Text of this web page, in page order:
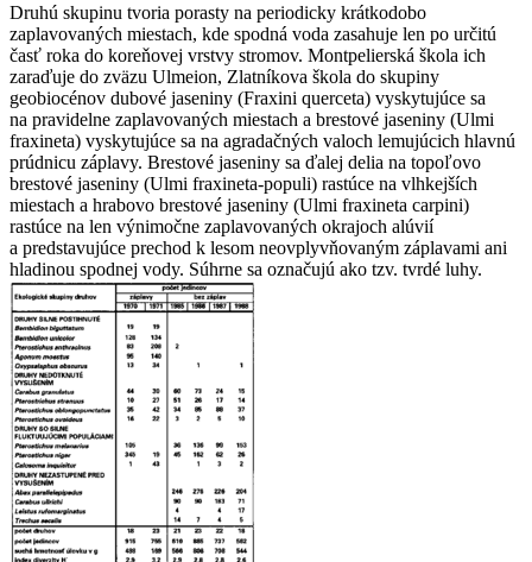
Druhú skupinu tvoria porasty na periodicky krátkodobo
zaplavovaných miestach, kde spodná voda zasahuje len po určitú
časť roka do koreňovej vrstvy stromov. Montpelierská škola ich
zaraďuje do zväzu Ulmeion, Zlatníkova škola do skupiny
geobiocénov dubové jaseniny (Fraxini querceta) vyskytujúce sa
na pravidelne zaplavovaných miestach a brestové jaseniny (Ulmi
fraxineta) vyskytujúce sa na agradačných valoch lemujúcich hlavnú
prúdnicu záplavy. Brestové jaseniny sa ďalej delia na topoľovo
brestové jaseniny (Ulmi fraxineta-populi) rastúce na vlhkejších
miestach a hrabovo brestové jaseniny (Ulmi fraxineta carpini)
rastúce na len výnimočne zaplavovaných okrajoch alúvií
a predstavujúce prechod k lesom neovplyvňovaným záplavami ani
hladinou spodnej vody. Súhrne sa označujú ako tzv. tvrdé luhy.